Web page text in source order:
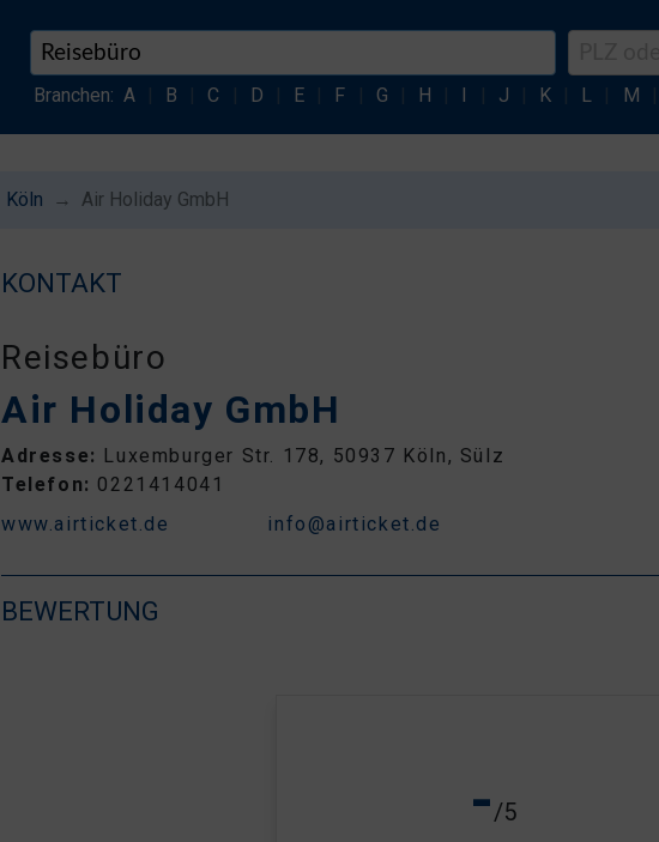
Branchen: A B C D E F G H I J K L M
Köln Air Holiday GmbH
KONTAKT
Reisebüro
Air Holiday GmbH
Adresse: Luxemburger Str. 178, 50937 Köln, Sülz
Telefon: 0221414041
www.airticket.de
info@airticket.de
BEWERTUNG
-/5